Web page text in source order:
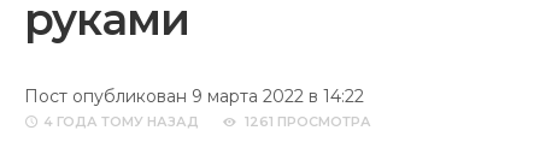
руками
Пост опубликован 9 марта 2022 в 14:22
4 ГОДА ТОМУ НАЗАД 1261 ПРОСМОТРА